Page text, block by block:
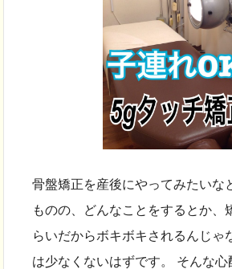
骨盤矯正を産後にやってみたいな
ものの、どんなことをするとか、
らいだからボキボキされるんじゃ
は少なくないはずです。 そんな心